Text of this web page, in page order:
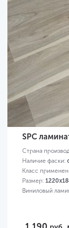
SPC
Страна
Наличие фаски:
Класс
Размер:
Виниловый